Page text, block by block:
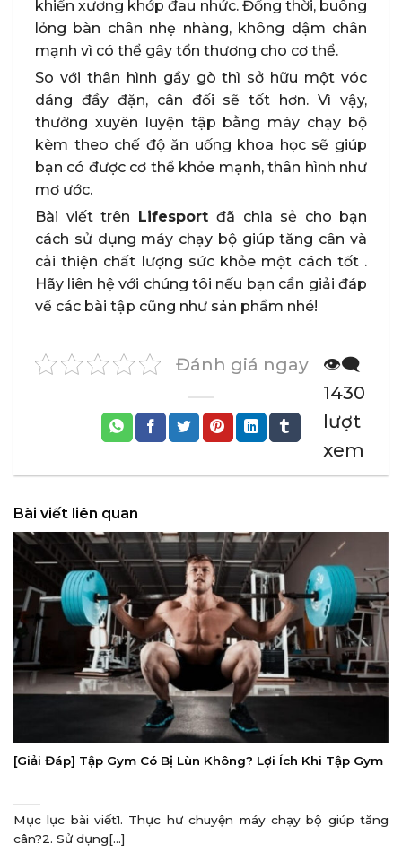
khiến xương khớp đau nhức. Đồng thời, buông
lỏng bàn chân nhẹ nhàng, không dậm chân
mạnh vì có thể gây tổn thương cho cơ thể.
So với thân hình gầy gò thì sở hữu một vóc
dáng đầy đặn, cân đối sẽ tốt hơn. Vì vậy,
thường xuyên luyện tập bằng máy chạy bộ
kèm theo chế độ ăn uống khoa học sẽ giúp
bạn có được cơ thể khỏe mạnh, thân hình như
mơ ước.
Bài viết trên Lifesport đã chia sẻ cho bạn
cách sử dụng máy chạy bộ giúp tăng cân và
cải thiện chất lượng sức khỏe một cách tốt .
Hãy liên hệ với chúng tôi nếu bạn cần giải đáp
về các bài tập cũng như sản phẩm nhé!
Đánh giá ngay
👁️‍🗨️
1430
lượt
xem
Bài viết liên quan
[Giải Đáp] Tập Gym Có Bị Lùn Không? Lợi Ích Khi Tập Gym
Mục lục bài viết1. Thực hư chuyện máy chạy bộ giúp tăng
cân?2. Sử dụng[...]